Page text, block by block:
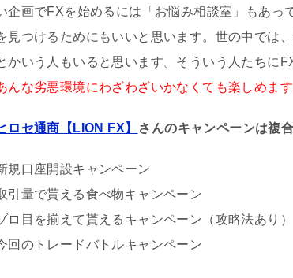
企画でFXを始めるには「お悩み相談室」もあっ
見つけるためにもいいと思います。世の中では
かいう人もいると思います。そういう人たちに
んな劣悪環境にわざわざいかなくても楽しめます
ロセ通商【LION FX】 さんのキャンペーンは複
規口座開設キャンペーン
引量で貰える食べ物キャンペーン
ロ目を揃えて貰えるキャンペーン（攻略法あり）
回のトレードバトルキャンペーン